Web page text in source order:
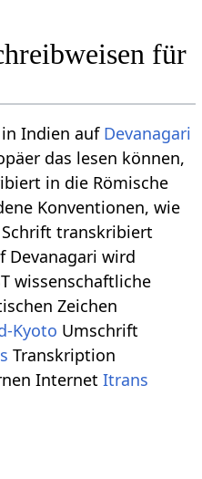
für
Indien auf Devanagari
das lesen können,
in die Römische
Konventionen, wie
transkribiert
Devanagari wird
wissenschaftliche
Zeichen
Kyoto Umschrift
Transkription
InternetItrans